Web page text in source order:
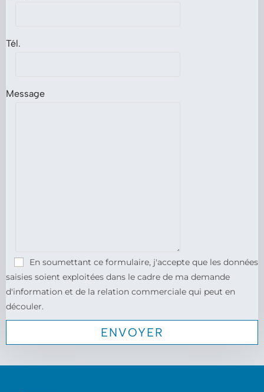
Tél.
Message
En soumettant ce formulaire, j'accepte que les données
saisies soient exploitées dans le cadre de ma demande
d'information et de la relation commerciale qui peut en
découler.